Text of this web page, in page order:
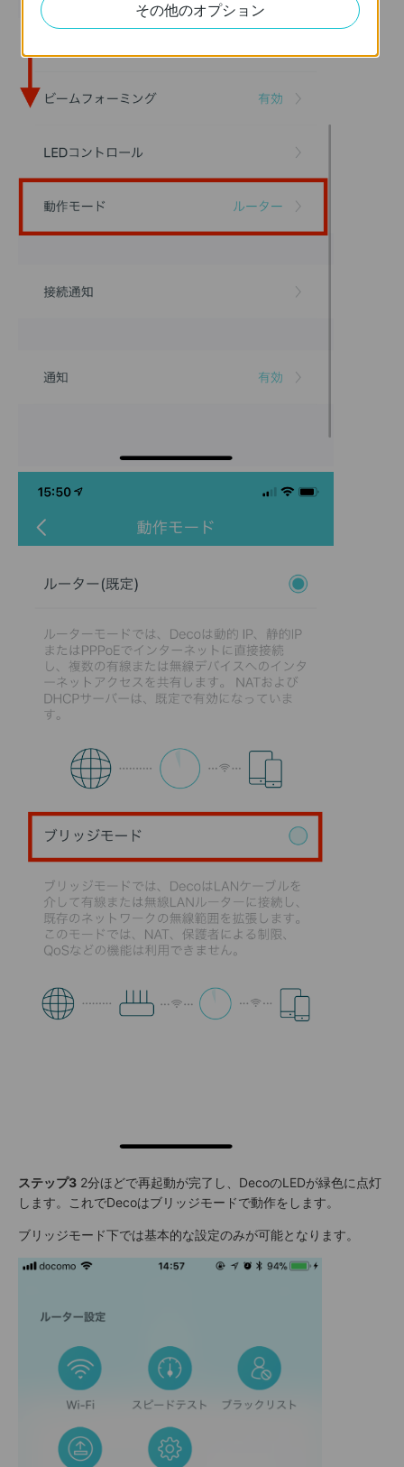
ステップ3 2分ほどで再起動が完了し、DecoのLEDが緑色に点灯
します。これでDecoはブリッジモードで動作をします。
ブリッジモード下では基本的な設定のみが可能となります。
その他のオプション